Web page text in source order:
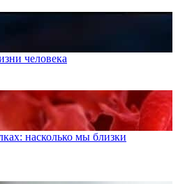
человека
насколько мы близки